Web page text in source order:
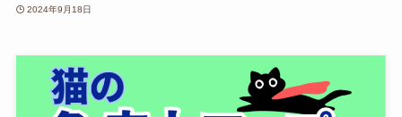
2024年9月18日